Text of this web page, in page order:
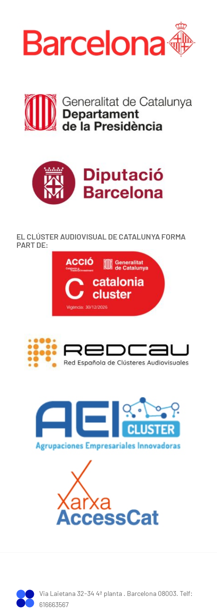
EL CLÚSTER AUDIOVISUAL DE CATALUNYA FORMA
PART DE:
Via Laietana 32-34 4ª planta . Barcelona 08003. Telf:
616663567